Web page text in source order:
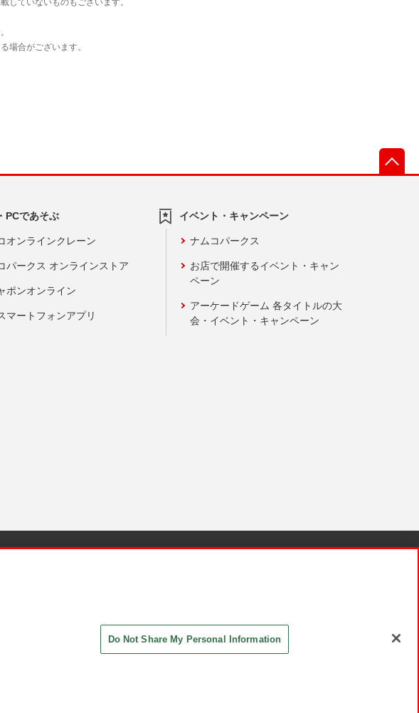
PCであそぶ
オンラインクレーン
パークス オンラインストア
ポンオンライン
マートフォンアプリ
イベント・キャンペーン
ナムコパークス
お店で開催するイベント・キャン
ペーン
アーケードゲーム 各タイトルの大
会・イベント・キャンペーン
Do Not Share My Personal Information